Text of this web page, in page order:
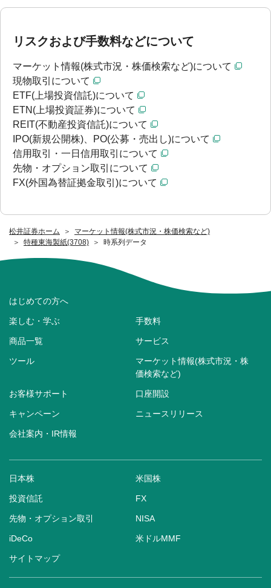
松井証券ホーム
マーケット情報(株式市況・株価検索など)
特種東海製紙(3708)
時系列データ
リスクおよび手数料などについて
マーケット情報(株式市況・株価検索など)について
現物取引について
ETF(上場投資信託)について
ETN(上場投資証券)について
REIT(不動産投資信託)について
IPO(新規公開株)、PO(公募・売出し)について
信用取引・一日信用取引について
先物・オプション取引について
FX(外国為替証拠金取引)について
はじめての方へ
楽しむ・学ぶ 手数料
商品一覧 サービス
ツール
マーケット情報(株式市況・株
価検索など)
お客様サポート 口座開設
キャンペーン ニュースリリース
会社案内・IR情報
日本株 米国株
投資信託 FX
先物・オプション取引 NISA
iDeCo 米ドルMMF
サイトマップ